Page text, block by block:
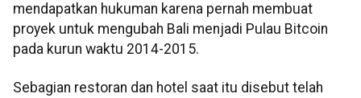
mendapatkan hukuman karena pernah membuat
proyek untuk mengubah Bali menjadi Pulau Bitcoin
pada kurun waktu 2014-2015.
Sebagian restoran dan hotel saat itu disebut telah